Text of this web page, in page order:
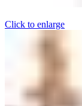
Click to enlarge